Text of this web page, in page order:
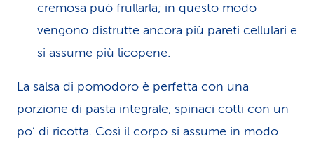
cremosa può frullarla; in questo modo
vengono distrutte ancora più pareti cellulari e
si assume più licopene.
La salsa di pomodoro è perfetta con una
porzione di pasta integrale, spinaci cotti con un
po’ di ricotta. Così il corpo si assume in modo